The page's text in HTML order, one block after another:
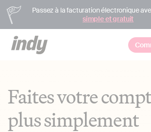
Passez à la facturation électronique
simple et gratuit
Faites votre
plus simplement